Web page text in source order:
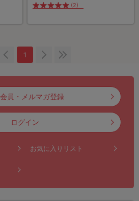
(2)
1
員・メルマガ登録
ログイン
お気に入りリスト